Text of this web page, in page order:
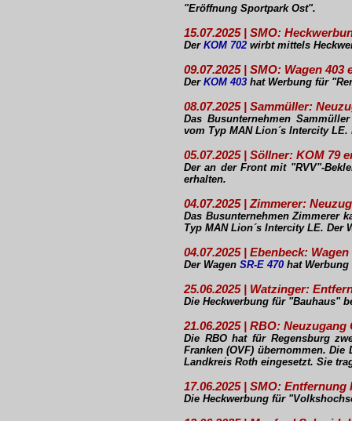
"Eröffnung Sportpark Ost".
15.07.2025 | SMO:
Der KOM 702 wirbt mittels
09.07.2025 | SMO: Wagen 403
Der KOM 403 hat Werbung für
08.07.2025 | Sammüller:
Das Busunternehmen
vom Typ MAN Lion´s Intercity
05.07.2025 | Söllner: KOM 79
Der an der Front mit "RVV"-
erhalten.
04.07.2025 | Zimmerer:
Das Busunternehmen Zimmerer
Typ MAN Lion´s Intercity LE. Der
04.07.2025 | Ebenbeck:
Der Wagen SR-E 470 hat
25.06.2025 | Watzinger:
Die Heckwerbung für "Bauhaus"
21.06.2025 | RBO:
Die RBO hat für Regensburg
Franken (OVF) übernommen.
Landkreis Roth eingesetzt. Sie
17.06.2025 | SMO:
Die Heckwerbung für